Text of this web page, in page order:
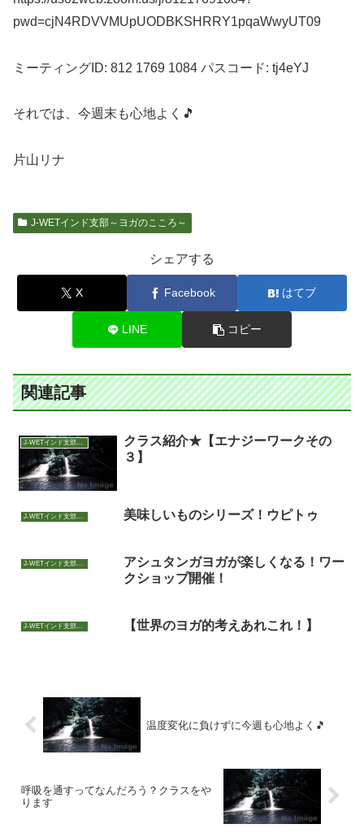
pwd=cjN4RDVVMUpUODBKSHRRY1pqaWwyUT09
ミーティングID: 812 1769 1084 パスコード: tj4eYJ
それでは、今週末も心地よく🎵
片山リナ
J-WETインド支部～ヨガのこころ～
シェアする
X Facebook はてブ
LINE コピー
関連記事
J-WETインド支部～ヨガのこころ～
クラス紹介★【エナジーワークその
３】
J-WETインド支部～ヨガのこころ～ 美味しいものシリーズ！ウピトゥ
J-WETインド支部～ヨガのこころ～
アシュタンガヨガが楽しくなる！ワー
クショップ開催！
J-WETインド支部～ヨガのこころ～ 【世界のヨガ的考えあれこれ！】
温度変化に負けずに今週も心地よく🎵
呼吸を通すってなんだろう？クラスをや
ります